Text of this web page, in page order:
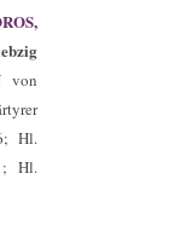
von
Hl.
Hl.